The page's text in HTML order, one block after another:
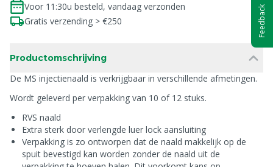
Voor 11:30u besteld, vandaag verzonden
Gratis verzending > €250
Productomschrijving
De MS injectienaald is verkrijgbaar in verschillende afmetingen.
Wordt geleverd per verpakking van 10 of 12 stuks.
RVS naald
Extra sterk door verlengde luer lock aansluiting
Verpakking is zo ontworpen dat de naald makkelijk op de
spuit bevestigd kan worden zonder de naald uit de
Feedback